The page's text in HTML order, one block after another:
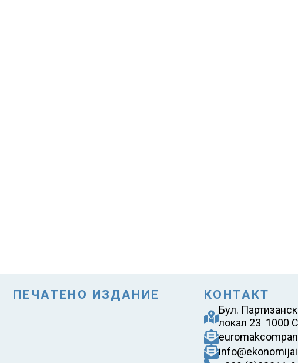
ПЕЧАТЕНО ИЗДАНИЕ КОНТАКТ
Бул.
локал 23 1000